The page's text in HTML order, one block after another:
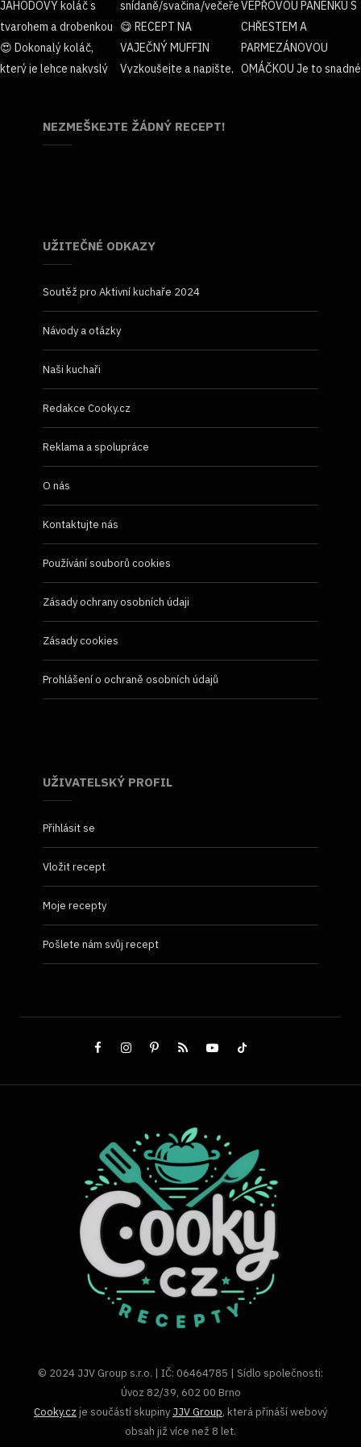
NEZMEŠKEJTE ŽÁDNÝ RECEPT!
UŽITEČNÉ ODKAZY
Soutěž pro Aktivní kuchaře 2024
Návody a otázky
Naši kuchaři
Redakce Cooky.cz
Reklama a spolupráce
O nás
Kontaktujte nás
Používání souborů cookies
Zásady ochrany osobních údaji
Zásady cookies
Prohlášení o ochraně osobních údajů
UŽIVATELSKÝ PROFIL
Přihlásit se
Vložit recept
Moje recepty
Pošlete nám svůj recept
© 2024 JJV Group s.r.o. | IČ: 06464785 | Sídlo společnosti:
Úvoz 82/39, 602 00 Brno
Cooky.cz je součástí skupiny JJV Group, která přináší webový
obsah již více než 8 let.